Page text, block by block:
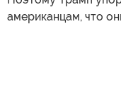
американцам, что